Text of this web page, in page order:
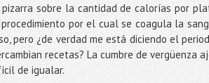
sobre la cantidad de calorías por
por el cual se coagula la
pero ¿de verdad me está diciendo el
recetas? La cumbre de vergüenza
de igualar.